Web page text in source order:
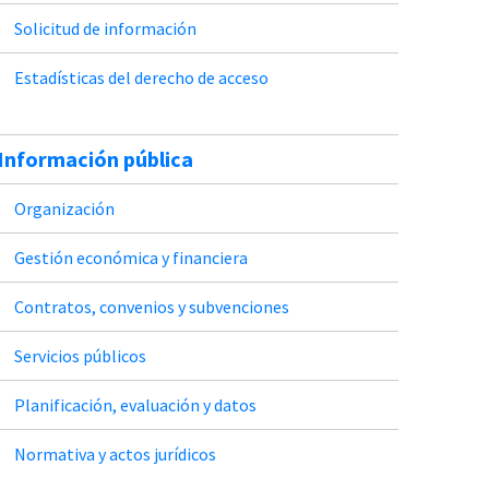
Solicitud de información
Estadísticas del derecho de acceso
pública
Organización
Gestión económica y financiera
Contratos, convenios y subvenciones
Servicios públicos
Planificación, evaluación y datos
Normativa y actos jurídicos